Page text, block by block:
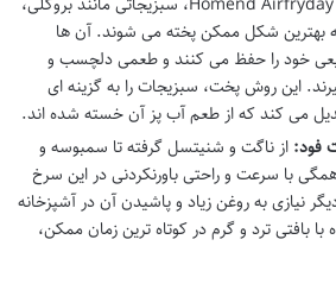
بهترین شکل ممکن پخته می شوند. آن ها
خود را حفظ می کنند و طعمی دلچسب و
این روش پخت، سبزیجات را به گزینه ای
می کند که از طعم آب پز آن خسته شده اند.
فود: از ناگت و شنیتسل گرفته تا سمبوسه و
با سرعت و راحتی باورنکردنی در این سرخ
نیازی به روغن زیاد و پاشیدن آن در آشپزخانه
بافتی ترد و گرم در کوتاه ترین زمان ممکن،